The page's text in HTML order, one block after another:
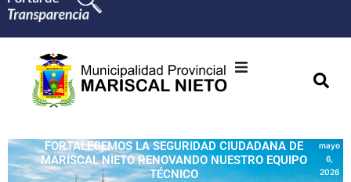
Transparencia
FORTALECEMOS LA SEGURIDAD CIUDADANA DE
MARISCAL NIETO RENOVANDO NUESTRO EQUIPO
TÉCNICO
mayo
6,
2026